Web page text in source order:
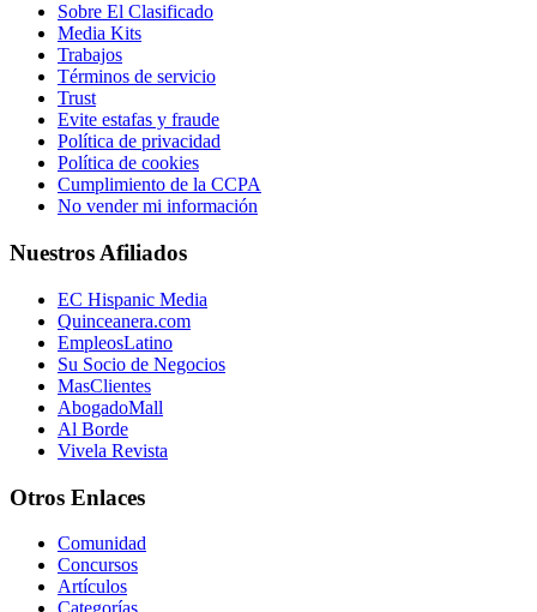
Sobre El Clasificado
Media Kits
Trabajos
Términos de servicio
Trust
Evite estafas y fraude
Política de privacidad
Política de cookies
Cumplimiento de la CCPA
No vender mi información
Nuestros Afiliados
EC Hispanic Media
Quinceanera.com
EmpleosLatino
Su Socio de Negocios
MasClientes
AbogadoMall
Al Borde
Vivela Revista
Otros Enlaces
Comunidad
Concursos
Artículos